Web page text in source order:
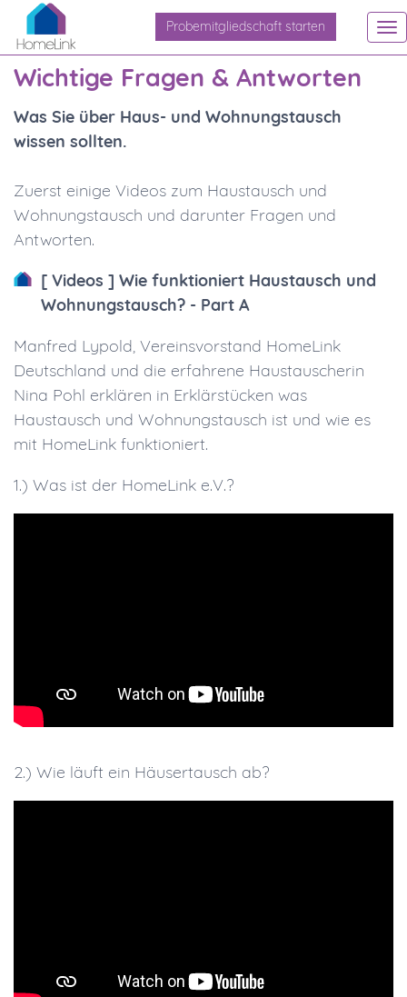
Probemitgliedschaft starten
Wichtige Fragen & Antworten
Was Sie über Haus- und Wohnungstausch
wissen sollten.
Zuerst einige Videos zum Haustausch und
Wohnungstausch und darunter Fragen und
Antworten.
[ Videos ] Wie funktioniert Haustausch und
Wohnungstausch? - Part A
Manfred Lypold, Vereinsvorstand HomeLink
Deutschland und die erfahrene Haustauscherin
Nina Pohl erklären in Erklärstücken was
Haustausch und Wohnungstausch ist und wie es
mit HomeLink funktioniert.
1.) Was ist der HomeLink e.V.?
2.) Wie läuft ein Häusertausch ab?